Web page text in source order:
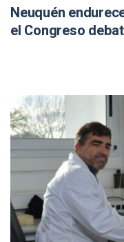
Neuquén
el Congreso